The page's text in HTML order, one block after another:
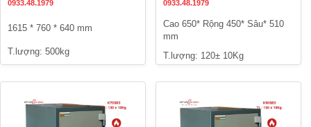
0933.48.1979
1615 * 760 * 640 mm
T.lượng: 500kg
0933.48.1979
Cao 650* Rộng 450* Sâu* 510
mm
T.lượng: 120± 10Kg